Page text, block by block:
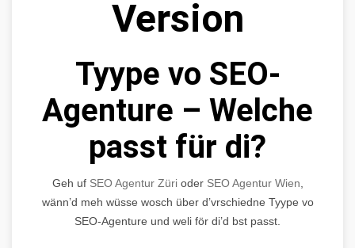
Version
Tyype vo SEO-
Agenture – Welche
passt für di?
Geh uf SEO Agentur Zürioder SEO Agentur Wien
wänn’d meh wüsse wosch über d’vrschiedne Tyype vo
SEO-Agenture und weli för di’d bst passt.